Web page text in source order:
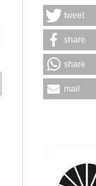
tweet
share
share
mail